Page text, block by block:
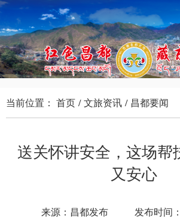
当前位置： 首页 /文旅资讯 / 昌都要闻
送关怀讲安全，这场帮
又安心
来源：昌都发布
发布时间